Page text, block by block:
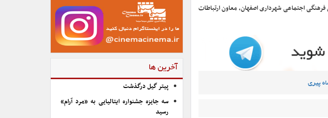
معاون اجتماعی سازمان فرهنگی اجتماعی شهرداری اصفهان، معاون ارتباطات
پیری
آخرین ها
پیتر گیل درگذشت
سه جایزه جشنواره ایتالیایی به «مرد آرام»
رسید